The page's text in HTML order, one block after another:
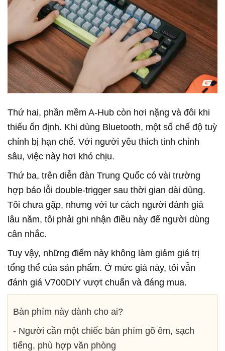
Thứ hai, phần mềm A-Hub còn hơi nặng và đôi khi
thiếu ổn định. Khi dùng Bluetooth, một số chế độ tuỳ
chỉnh bị hạn chế. Với người yêu thích tinh chỉnh
sâu, việc này hơi khó chịu.
Thứ ba, trên diễn đàn Trung Quốc có vài trường
hợp báo lỗi double-trigger sau thời gian dài dùng.
Tôi chưa gặp, nhưng với tư cách người đánh giá
lâu năm, tôi phải ghi nhận điều này để người dùng
cân nhắc.
Tuy vậy, những điểm này không làm giảm giá trị
tổng thể của sản phẩm. Ở mức giá này, tôi vẫn
đánh giá V700DIY vượt chuẩn và đáng mua.
Bàn phím này dành cho ai?
- Người cần một chiếc bàn phím gõ êm, sạch
tiếng, phù hợp văn phòng